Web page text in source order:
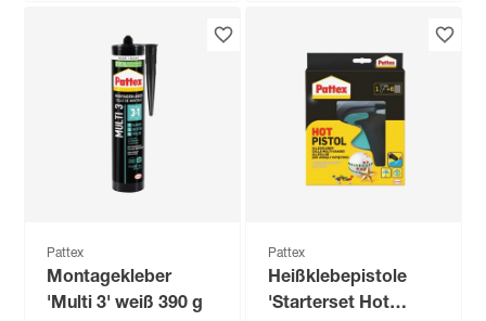
Pattex
Montagekleber
'Multi 3' weiß 390 g
Pattex
Heißklebepistole
'Starterset Hot